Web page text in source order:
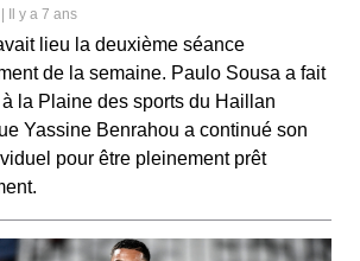
Il y a 7 ans
lieu la deuxième séance
de la semaine. Paulo Sousa a fait
la Plaine des sports du Haillan
Yassine Benrahou a continué son
pour être pleinement prêt